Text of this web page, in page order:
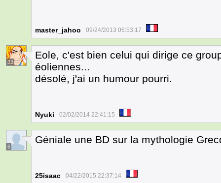
master_jahoo 09/24/2013 06:53:17
33
Eole, c'est bien celui qui dirige ce
éoliennes...
désolé, j'ai un humour pourri.
Nyuki 02/02/2014 22:41:15
6
Géniale une BD sur la mythologie
25isaac 04/22/2015 22:37:14